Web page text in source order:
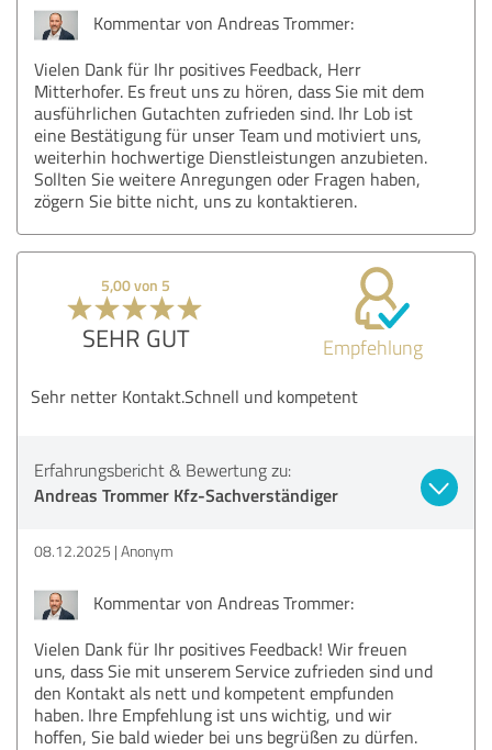
Kommentar von Andreas Trommer:
Vielen Dank für Ihr positives Feedback, Herr
Mitterhofer. Es freut uns zu hören, dass Sie mit dem
ausführlichen Gutachten zufrieden sind. Ihr Lob ist
eine Bestätigung für unser Team und motiviert uns,
weiterhin hochwertige Dienstleistungen anzubieten.
Sollten Sie weitere Anregungen oder Fragen haben,
zögern Sie bitte nicht, uns zu kontaktieren.
5,00 von 5
SEHR GUT Empfehlung
Sehr netter Kontakt.Schnell und kompetent
Erfahrungsbericht & Bewertung zu:
Andreas Trommer Kfz-Sachverständiger
08.12.2025 Anonym
Kommentar von Andreas Trommer:
Vielen Dank für Ihr positives Feedback! Wir freuen
uns, dass Sie mit unserem Service zufrieden sind und
den Kontakt als nett und kompetent empfunden
haben. Ihre Empfehlung ist uns wichtig, und wir
hoffen, Sie bald wieder bei uns begrüßen zu dürfen.